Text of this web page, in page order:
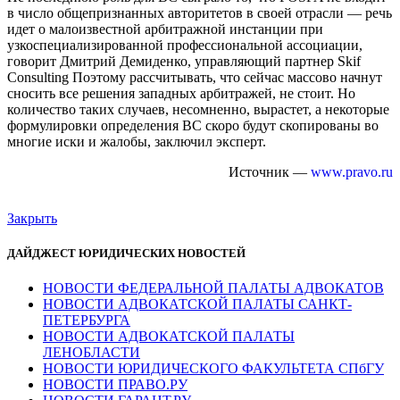
в число общепризнанных авторитетов в своей отрасли — речь
идет о малоизвестной арбитражной инстанции при
узкоспециализированной профессиональной ассоциации,
говорит Дмитрий Демиденко, управляющий партнер Skif
Consulting Поэтому рассчитывать, что сейчас массово начнут
сносить все решения западных арбитражей, не стоит. Но
количество таких случаев, несомненно, вырастет, а некоторые
формулировки определения ВС скоро будут скопированы во
многие иски и жалобы, заключил эксперт.
Источник — www.pravo.ru
Закрыть
ДАЙДЖЕСТ ЮРИДИЧЕСКИХ НОВОСТЕЙ
НОВОСТИ ФЕДЕРАЛЬНОЙ ПАЛАТЫ АДВОКАТОВ
НОВОСТИ АДВОКАТСКОЙ ПАЛАТЫ САНКТ-
ПЕТЕРБУРГА
НОВОСТИ АДВОКАТСКОЙ ПАЛАТЫ
ЛЕНОБЛАСТИ
НОВОСТИ ЮРИДИЧЕСКОГО ФАКУЛЬТЕТА СПбГУ
НОВОСТИ ПРАВО.РУ